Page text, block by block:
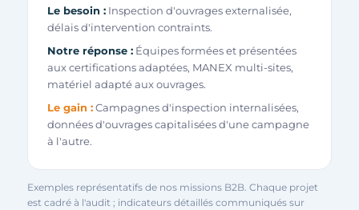
Le besoin : Inspection d'ouvrages externalisée,
délais d'intervention contraints.
Notre réponse : Équipes formées et présentées
aux certifications adaptées, MANEX multi-sites,
matériel adapté aux ouvrages.
Le gain :Campagnes d'inspection internalisées,
données d'ouvrages capitalisées d'une campagne
à l'autre.
Exemples représentatifs de nos missions B2B. Chaque projet
est cadré à l'audit ; indicateurs détaillés communiqués sur